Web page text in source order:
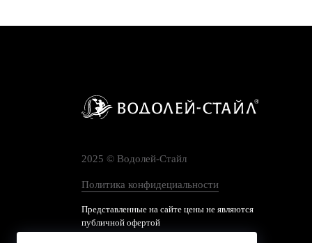
2025 © Водолей-Cтайл
Политика конфидециальности
Представленные на сайте цены не являются
публичной офертой